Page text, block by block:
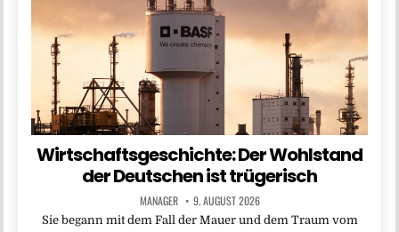
Wirtschaftsgeschichte: Der Wohlstand
der Deutschen ist trügerisch
MANAGER 9. AUGUST 2026
Sie begann mit dem Fall der Mauer und dem Traum vom